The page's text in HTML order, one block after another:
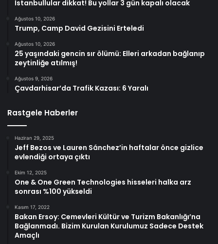
İstanbullular dikkat! Bu yollar 3 gün kapalı olacak
Ağustos 10, 2026
Trump, Camp David Gezisini Erteledi
Ağustos 10, 2026
25 yaşındaki gencin sır ölümü: Elleri arkadan bağlanıp
zeytinliğe atılmış!
Ağustos 9, 2026
Çavdarhisar’da Trafik Kazası: 6 Yaralı
Rastgele Haberler
Haziran 29, 2025
Jeff Bezos ve Lauren Sánchez’in haftalar önce gizlice
evlendiği ortaya çıktı
Ekim 12, 2025
One & One Green Technologies hisseleri halka arz
sonrası %100 yükseldi
Kasım 17, 2022
Bakan Ersoy: Cemevleri Kültür ve Turizm Bakanlığı’na
Bağlanmadı. Bizim Kurulan Kurulumuz Sadece Destek
Amaçlı